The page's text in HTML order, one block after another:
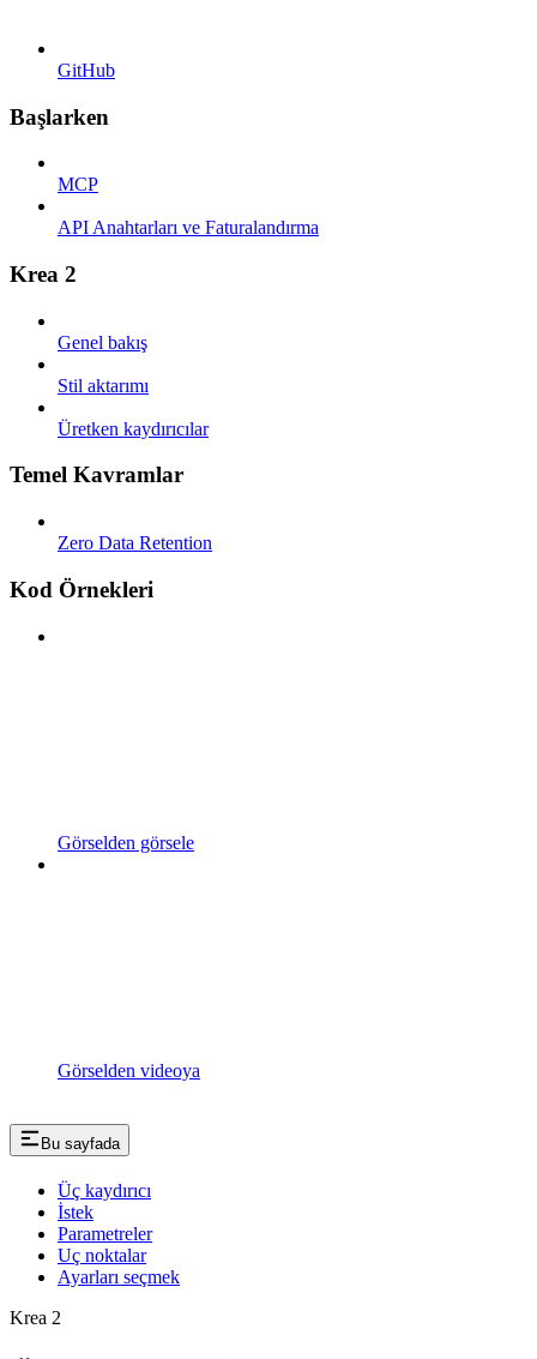
GitHub
Başlarken
MCP
API Anahtarları ve Faturalandırma
Krea 2
Genel bakış
Stil aktarımı
Üretken kaydırıcılar
Temel Kavramlar
Zero Data Retention
Kod Örnekleri
Görselden görsele
Görselden videoya
Bu sayfada
Üç kaydırıcı
İstek
Parametreler
Uç noktalar
Ayarları seçmek
Krea 2